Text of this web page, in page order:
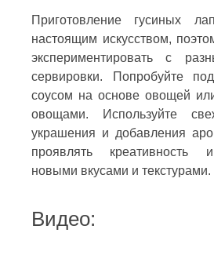
Приготовление гусиных
настоящим искусством,
экспериментировать с
сервировки. Попробуйте
соусом на основе овощей
овощами. Используйте
украшения и добавления
проявлять креативность
новыми вкусами и текстурами.
Видео: